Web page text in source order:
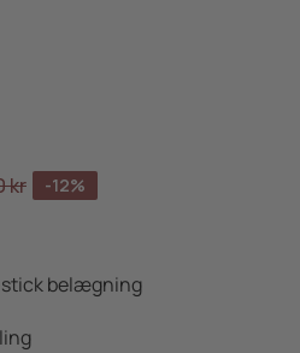
kr -12%
stick belægning